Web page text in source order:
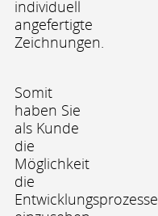
individuell
angefertigte
Zeichnungen.
Somit
haben Sie
als Kunde
die
Möglichkeit
die
Entwicklungsprozesse